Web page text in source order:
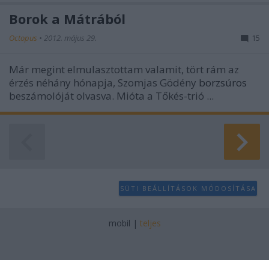
Borok a Mátrából
Octopus • 2012. május 29. 15
Már megint elmulasztottam valamit, tört rám az
érzés néhány hónapja, Szomjas Gödény borzsúros
beszámolóját olvasva. Mióta a Tőkés-trió ...
SÜTI BEÁLLÍTÁSOK MÓDOSÍTÁSA
mobil | teljes